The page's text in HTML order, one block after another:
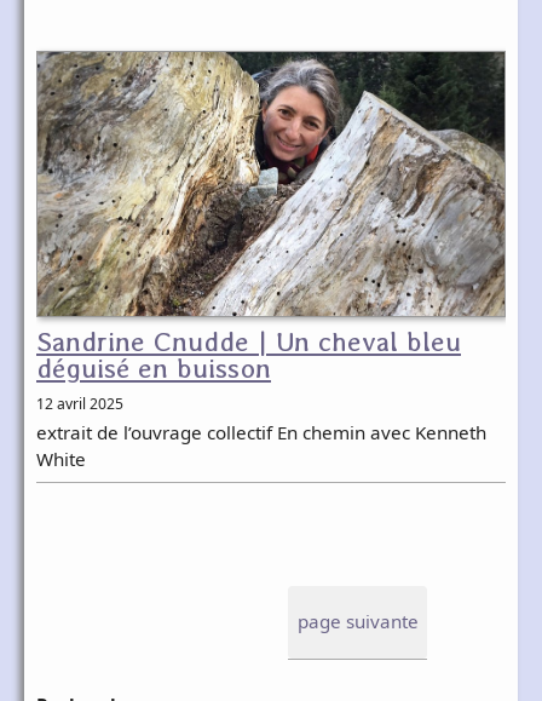
Sandrine Cnudde | Un cheval bleu
déguisé en buisson
12 avril 2025
extrait de l’ouvrage collectif En chemin avec Kenneth
White
page suivante